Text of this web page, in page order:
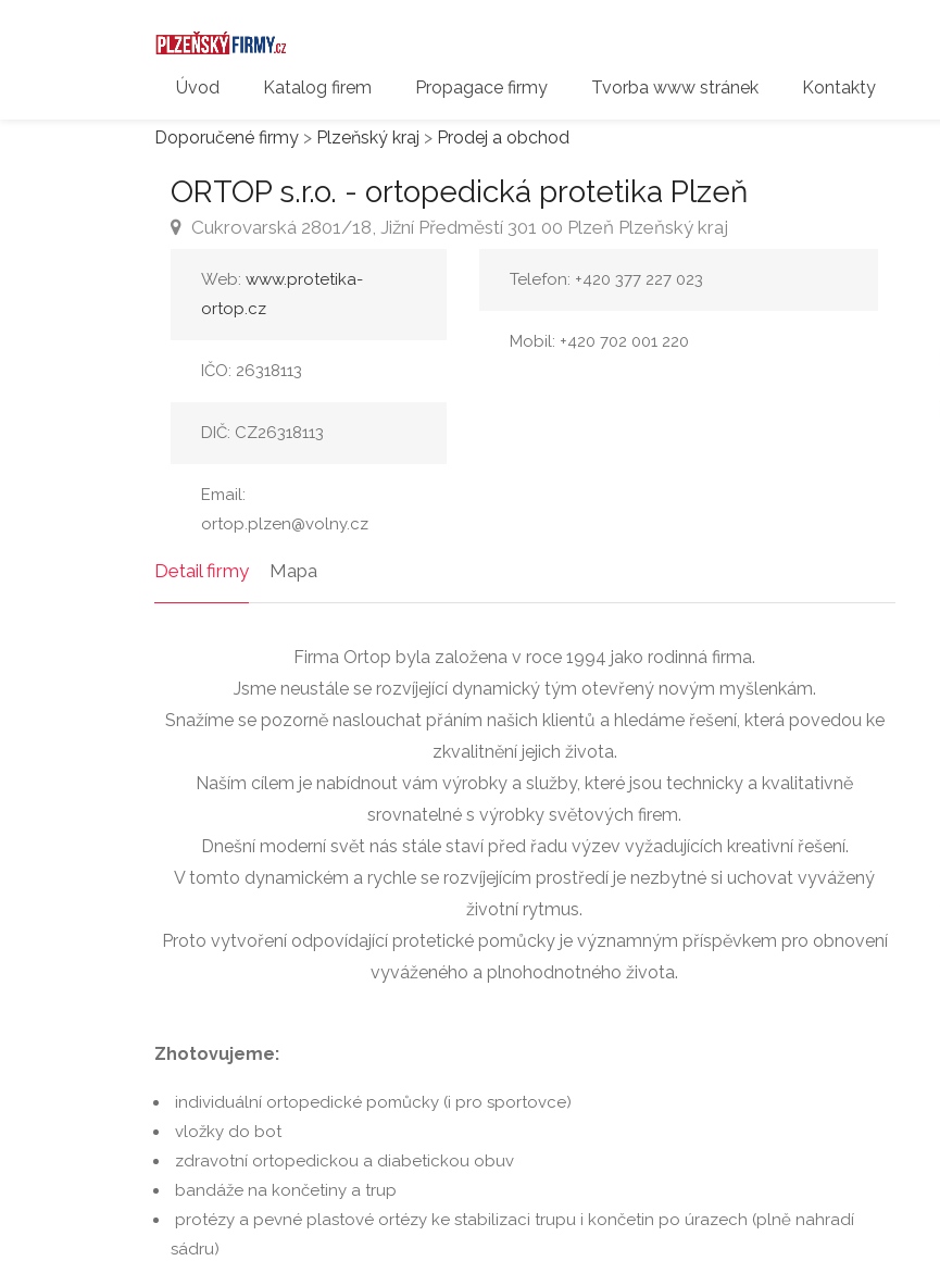
Úvod Katalog firem Propagace firmy Tvorba www stránek Kontakty
Doporučené firmy > Plzeňský kraj > Prodej a obchod
ORTOP s.r.o. - ortopedická protetika Plzeň
Cukrovarská 2801/18, Jižní Předměstí 301 00 Plzeň Plzeňský kraj
Web: www.protetika-
ortop.cz
IČO: 26318113
DIČ: CZ26318113
Email:
ortop.plzen@volny.cz
Telefon: +420 377 227 023
Mobil: +420 702 001 220
Detail firmy Mapa
Firma Ortop byla založena v roce 1994 jako rodinná firma.
Jsme neustále se rozvíjející dynamický tým otevřený novým myšlenkám.
Snažíme se pozorně naslouchat přáním našich klientů a hledáme řešení, která povedou ke
zkvalitnění jejich života.
Naším cílem je nabídnout vám výrobky a služby, které jsou technicky a kvalitativně
srovnatelné s výrobky světových firem.
Dnešní moderní svět nás stále staví před řadu výzev vyžadujících kreativní řešení.
V tomto dynamickém a rychle se rozvíjejícím prostředí je nezbytné si uchovat vyvážený
životní rytmus.
Proto vytvoření odpovídající protetické pomůcky je významným příspěvkem pro obnovení
vyváženého a plnohodnotného života.
Zhotovujeme:
individuální ortopedické pomůcky (i pro sportovce)
vložky do bot
zdravotní ortopedickou a diabetickou obuv
bandáže na končetiny a trup
protézy a pevné plastové ortézy ke stabilizaci trupu i končetin po úrazech (plně nahradí
sádru)